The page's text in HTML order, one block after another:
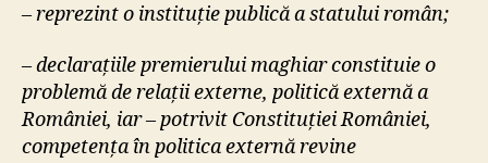
– reprezint o instituție publică a statului român;
– declarațiile premierului maghiar constituie o
problemă de relații externe, politică externă a
României, iar – potrivit Constituției României,
competența în politica externă revine